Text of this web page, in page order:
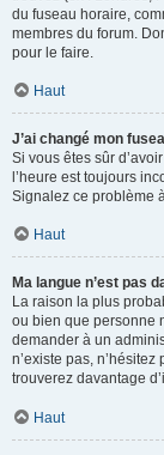
du fuseau horaire,
membres du forum.
pour le faire.
Haut
J’ai changé mon
Si vous êtes sûr
l’heure est toujours
Signalez ce problème
Haut
Ma langue n’est pas
La raison la plus
ou bien que personne
demander à un
n’existe pas,
trouverez davantage
Haut